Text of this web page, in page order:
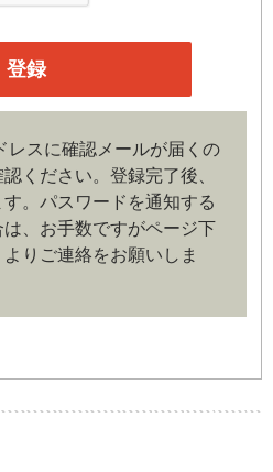
家や金融機関の役職員、事業
どの役職員、もしくは専門家の
とを条件とし、登録の申し込み
承諾した時点で、本会員規約の
に違反するおそれがある場合に
もしくは抹消することができま
スワードの管理）
ドの利用、管理は会員の自己責
す。会員は、ユーザー名および
、利用許諾、貸与、譲渡、名
任は、会員が負うものとし、当
レスに確認メールが届くの
ください。登録完了後、
す。パスワードを通知する
、お手数ですがページ下
りご連絡をお願いしま